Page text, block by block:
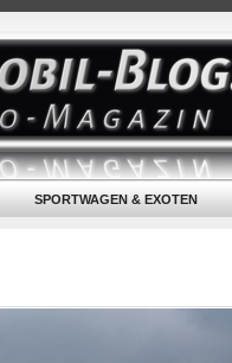
SPORTWAGEN & EXOTEN